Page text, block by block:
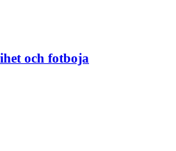
och fotboja